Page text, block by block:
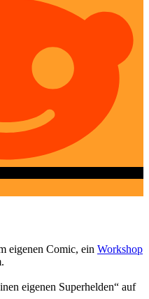
eigenen Comic, ein Workshop
eigenen Superhelden“ auf